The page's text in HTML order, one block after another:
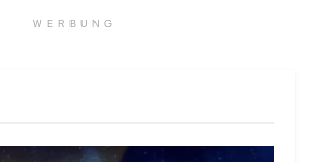
WERBUNG